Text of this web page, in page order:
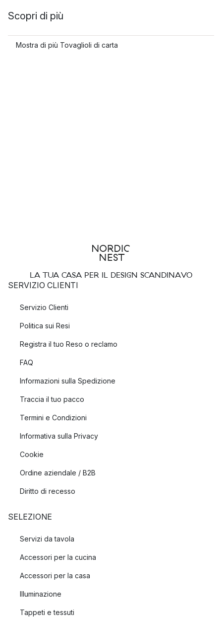
Scopri di più
Mostra di più Tovaglioli di carta
LA TUA CASA PER IL DESIGN SCANDINAVO
SERVIZIO CLIENTI
Servizio Clienti
Politica sui Resi
Registra il tuo Reso o reclamo
FAQ
Informazioni sulla Spedizione
Traccia il tuo pacco
Termini e Condizioni
Informativa sulla Privacy
Cookie
Ordine aziendale / B2B
Diritto di recesso
SELEZIONE
Servizi da tavola
Accessori per la cucina
Accessori per la casa
Illuminazione
Tappeti e tessuti